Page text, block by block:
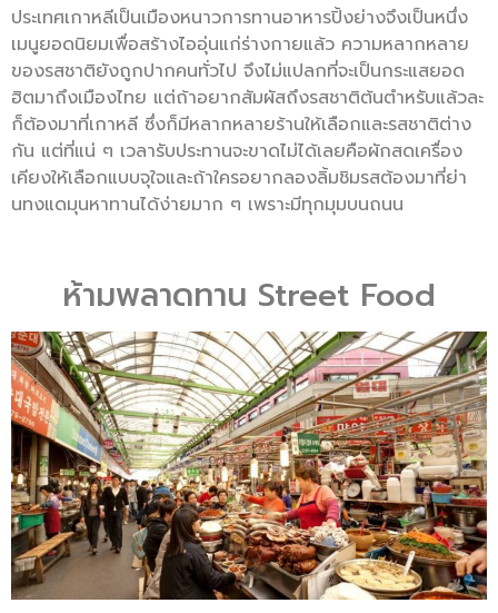
ประเทศเกาหลีเป็นเมืองหนาวการทานอาหารปิ้งย่างจึงเป็นหนึ่ง
เมนูยอดนิยมเพื่อสร้างไออุ่นแก่ร่างกายแล้ว ความหลากหลาย
ของรสชาติยังถูกปากคนทั่วไป จึงไม่แปลกที่จะเป็นกระแสยอด
ฮิตมาถึงเมืองไทย แต่ถ้าอยากสัมผัสถึงรสชาติต้นตำหรับแล้วละ
ก็ต้องมาที่เกาหลี ซึ่งก็มีหลากหลายร้านให้เลือกและรสชาติต่าง
กัน แต่ที่แน่ ๆ เวลารับประทานจะขาดไม่ได้เลยคือผักสดเครื่อง
เคียงให้เลือกแบบจุใจและถ้าใครอยากลองลิ้มชิมรสต้องมาที่ย่า
นทงแดมุนหาทานได้ง่ายมาก ๆ เพราะมีทุกมุมบนถนน
ห้ามพลาดทาน Street Food